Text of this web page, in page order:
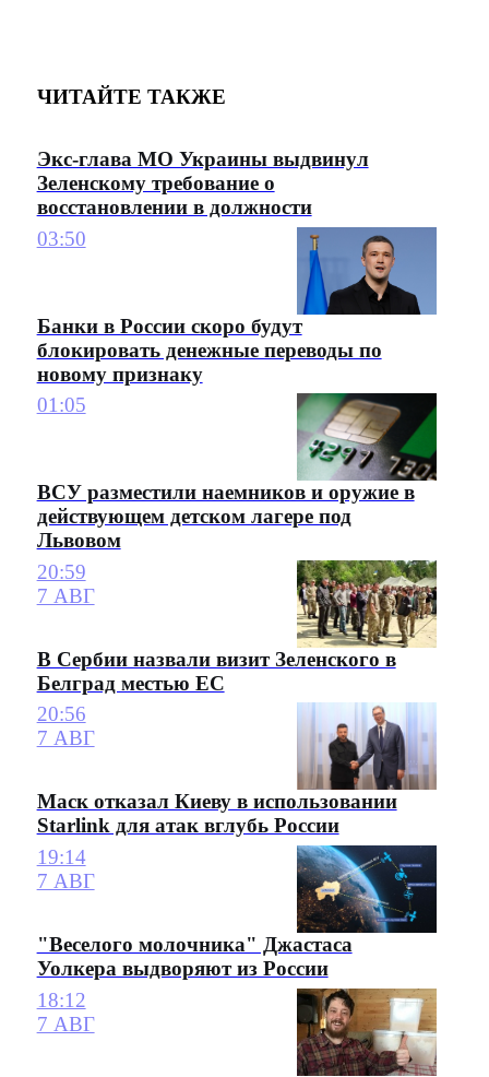
ЧИТАЙТЕ ТАКЖЕ
Экс-глава МО Украины выдвинул
Зеленскому требование о
восстановлении в должности
03:50
Банки в России скоро будут
блокировать денежные переводы по
новому признаку
01:05
ВСУ разместили наемников и оружие в
действующем детском лагере под
Львовом
20:59
7 АВГ
В Сербии назвали визит Зеленского в
Белград местью ЕС
20:56
7 АВГ
Маск отказал Киеву в использовании
Starlink для атак вглубь России
19:14
7 АВГ
"Веселого молочника" Джастаса
Уолкера выдворяют из России
18:12
7 АВГ